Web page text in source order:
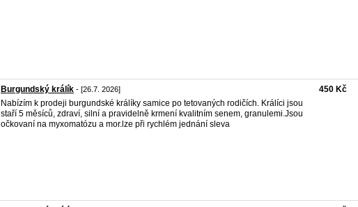
Burgundský králík - [26.7. 2026]
Nabízím k prodeji burgundské králíky samice po tetovaných rodičích. Králíci jsou
staří 5 měsíců, zdraví, silní a pravidelně krmení kvalitním senem, granulemi.Jsou
očkovaní na myxomatózu a mor.lze při rychlém jednání sleva
450 Kč